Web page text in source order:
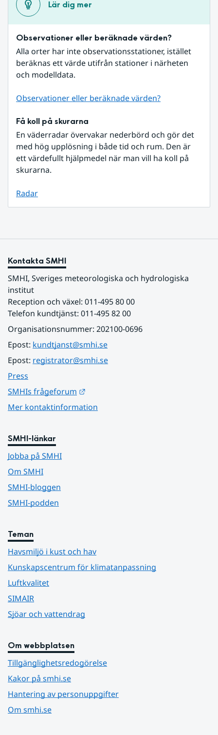
Lär dig mer
Observationer eller beräknade värden?
Alla orter har inte observationsstationer, istället
beräknas ett värde utifrån stationer i närheten
och modelldata.
Observationer eller beräknade värden?
Få koll på skurarna
En väderradar övervakar nederbörd och gör det
med hög upplösning i både tid och rum. Den är
ett värdefullt hjälpmedel när man vill ha koll på
skurarna.
Radar
Kontakta SMHI
SMHI, Sveriges meteorologiska och hydrologiska
institut
Reception och växel: 011-495 80 00
Telefon kundtjänst: 011-495 82 00
Organisationsnummer: 202100-0696
Epost: kundtjanst@smhi.se
Epost: registrator@smhi.se
Press
SMHIs frågeforum
Mer kontaktinformation
SMHI-länkar
Jobba på SMHI
Om SMHI
SMHI-bloggen
SMHI-podden
Teman
Havsmiljö i kust och hav
Kunskapscentrum för klimatanpassning
Luftkvalitet
SIMAIR
Sjöar och vattendrag
Om webbplatsen
Tillgänglighetsredogörelse
Kakor på smhi.se
Hantering av personuppgifter
Om smhi.se